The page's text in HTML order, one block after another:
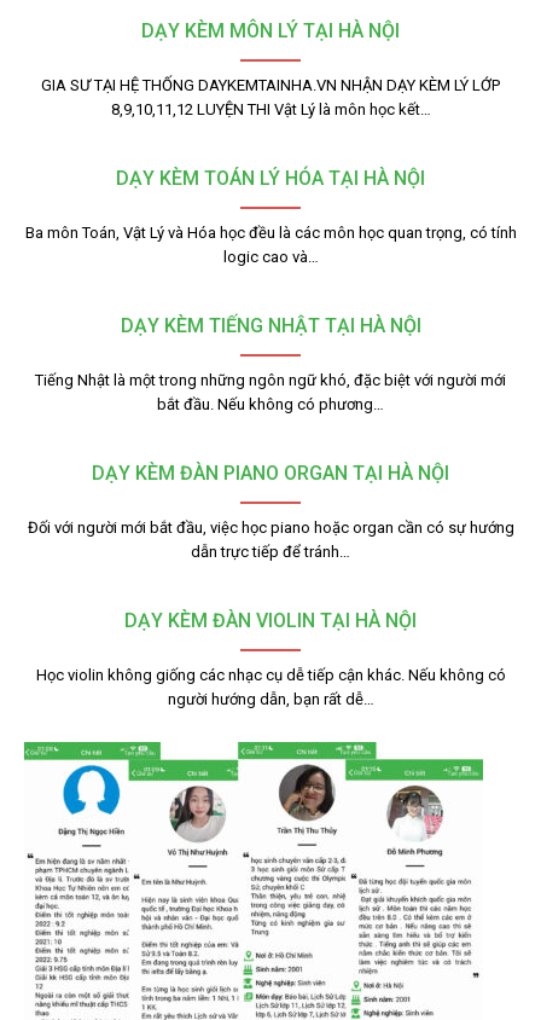
DẠY KÈM MÔN LÝ TẠI HÀ NỘI
GIA SƯ TẠI HỆ THỐNG DAYKEMTAINHA.VN NHẬN DẠY KÈM LÝ LỚP
8,9,10,11,12 LUYỆN THI Vật Lý là môn học kết…
DẠY KÈM TOÁN LÝ HÓA TẠI HÀ NỘI
Ba môn Toán, Vật Lý và Hóa học đều là các môn học quan trọng, có tính
logic cao và…
DẠY KÈM TIẾNG NHẬT TẠI HÀ NỘI
Tiếng Nhật là một trong những ngôn ngữ khó, đặc biệt với người mới
bắt đầu. Nếu không có phương…
DẠY KÈM ĐÀN PIANO ORGAN TẠI HÀ NỘI
Đối với người mới bắt đầu, việc học piano hoặc organ cần có sự hướng
dẫn trực tiếp để tránh…
DẠY KÈM ĐÀN VIOLIN TẠI HÀ NỘI
Học violin không giống các nhạc cụ dễ tiếp cận khác. Nếu không có
người hướng dẫn, bạn rất dễ…